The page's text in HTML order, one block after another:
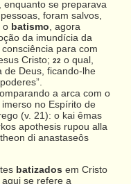
enquanto se preparava
foram salvos,
o batismo , agora
da imundícia da
para com
Cristo; 22 o qual,
de Deus, ficando-lhe
a arca com o
no Espírito de
(v. 21): o kai êmas
apothesis rupou alla
di anastaseôs
batizados em Cristo
se refere a